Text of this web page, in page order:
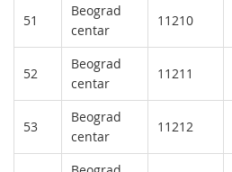
51
Beograd
centar
11210
52
Beograd
centar
11211
53
Beograd
centar
11212